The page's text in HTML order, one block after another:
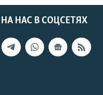
НАС В СОЦСЕТЯХ